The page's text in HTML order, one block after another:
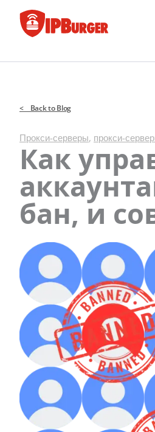
Перейти
содержанию
< Back to Blog
Прокси-серверы, прокси-
Как
бан, и